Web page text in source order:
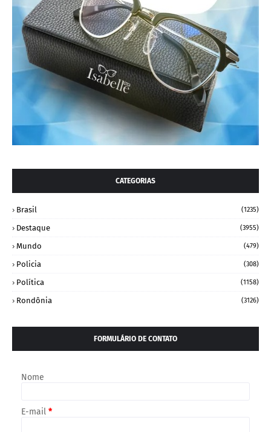
CATEGORIAS
Brasil (1235)
Destaque (3955)
Mundo (479)
Policia (308)
Política (1158)
Rondônia (3126)
FORMULÁRIO DE CONTATO
Nome
E-mail *